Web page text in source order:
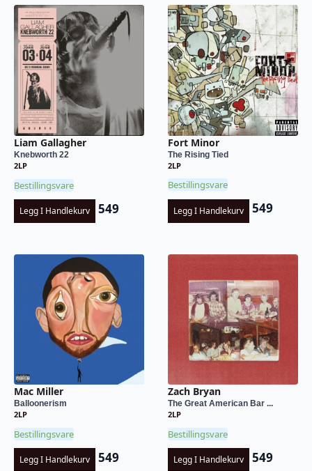
Liam Gallagher
Knebworth 22
2LP
Bestillingsvare
Legg I Handlekurv 549
Fort Minor
The Rising Tied
2LP
Bestillingsvare
Legg I Handlekurv 549
Mac Miller
Balloonerism
2LP
Bestillingsvare
Legg I Handlekurv 549
Zach Bryan
The Great American Bar ...
2LP
Bestillingsvare
Legg I Handlekurv 549